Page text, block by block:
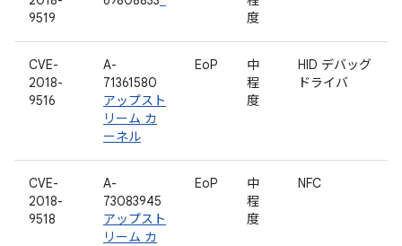
9519
度
CVE-
2018-
9516
A-
71361580
アップスト
リーム カ
ーネル
EoP
中
程
度
HID デバッグ
ドライバ
CVE-
2018-
9518
A-
73083945
アップスト
リーム カ
EoP
中
程
度
NFC